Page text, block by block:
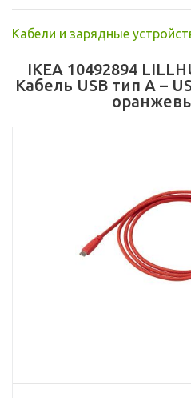
Кабели и зарядные
IKEA 10492894
Кабель USB тип А –